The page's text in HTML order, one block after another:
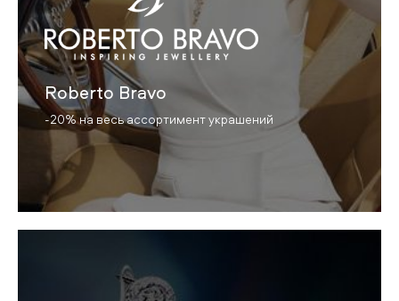
Roberto Bravo
-20% на весь ассортимент украшений